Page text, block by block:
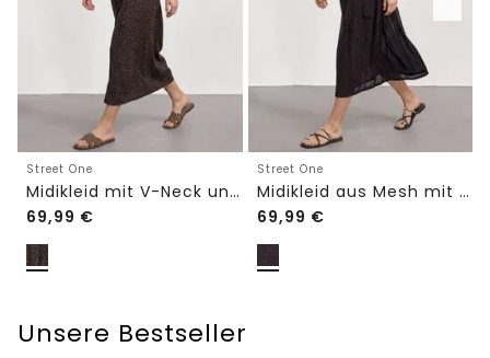
Street One
Midikleid mit V-Neck und Leo-Print
69,99 €
Street One
Midikleid aus Mesh mit Leo-Print
69,99 €
Unsere Bestseller